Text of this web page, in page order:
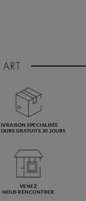
SPÉCIALISÉE
GRATUITS 30 JOURS
VENEZ
NOUS RENCONTRER